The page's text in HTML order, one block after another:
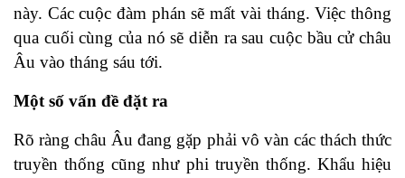
này. Các cuộc đàm phán sẽ mất vài tháng. Việc thông
qua cuối cùng của nó sẽ diễn ra sau cuộc bầu cử châu
Âu vào tháng sáu tới.
Một số vấn đề đặt ra
Rõ ràng châu Âu đang gặp phải vô vàn các thách thức
truyền thống cũng như phi truyền thống. Khẩu hiệu